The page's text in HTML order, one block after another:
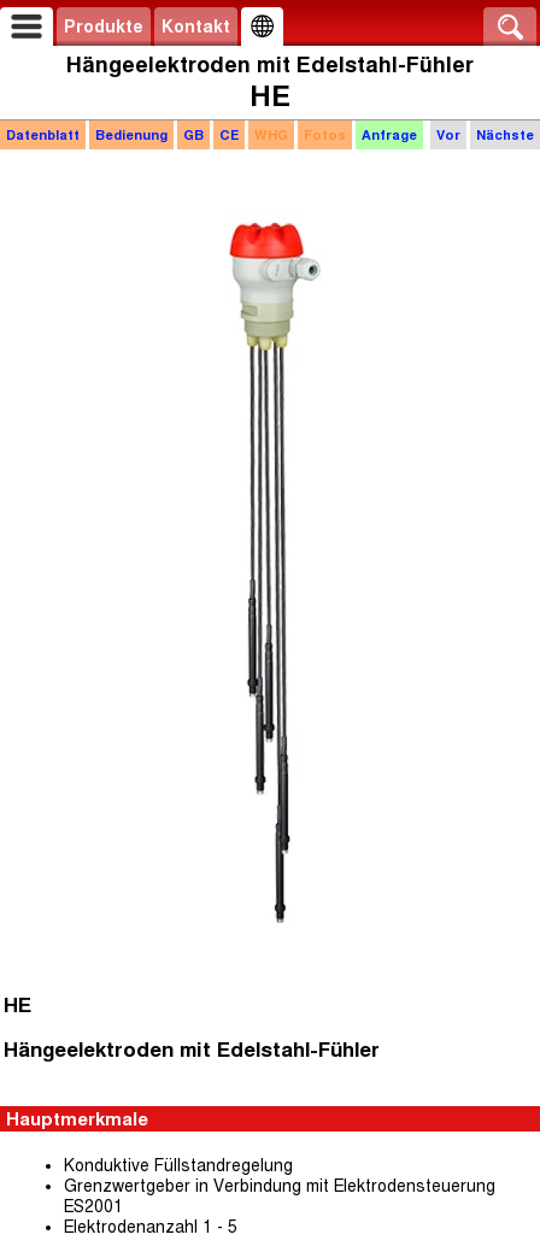
Produkte Kontakt
Hängeelektroden mit Edelstahl-Fühler
HE
Vor Nächste
Datenblatt Bedienung GB CE WHG Fotos Anfrage
HE
Hängeelektroden mit Edelstahl-Fühler
Hauptmerkmale
Konduktive Füllstandregelung
Grenzwertgeber in Verbindung mit Elektrodensteuerung
ES2001
Elektrodenanzahl 1 - 5